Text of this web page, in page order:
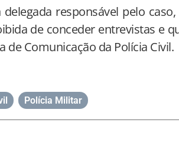
responsável pelo
de conceder entrevistas e
de Comunicação da Polícia Civil.
Polícia Militar